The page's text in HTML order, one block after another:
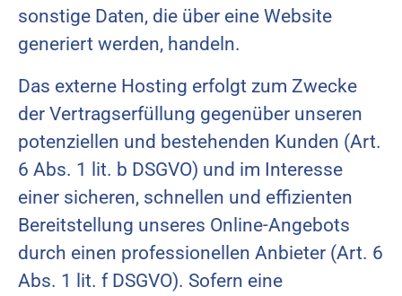
sonstige Daten, die über eine Website
generiert werden, handeln.
Das externe Hosting erfolgt zum Zwecke
der Vertragserfüllung gegenüber unseren
potenziellen und bestehenden Kunden (Art.
6 Abs. 1 lit. b DSGVO) und im Interesse
einer sicheren, schnellen und effizienten
Bereitstellung unseres Online-Angebots
durch einen professionellen Anbieter (Art. 6
Abs. 1 lit. f DSGVO). Sofern eine